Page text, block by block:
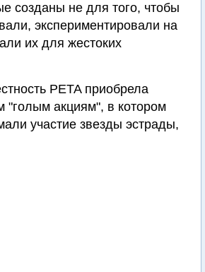
созданы не для того, чтобы
экспериментировали на
их для жестоких
PETA приобрела
"голым акциям", в котором
участие звезды эстрады,